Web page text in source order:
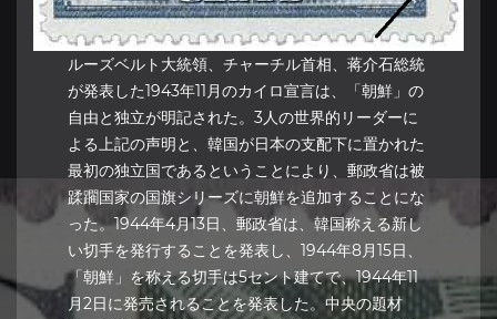
ルーズベルト大統領、チャーチル首相、蒋介石総統
が発表した1943年11月のカイロ宣言は、「朝鮮」の
自由と独立が明記された。3人の世界的リーダーに
よる上記の声明と、韓国が日本の支配下に置かれた
最初の独立国であるということにより、郵政省は被
蹂躙国家の国旗シリーズに朝鮮を追加することにな
った。1944年4月13日、郵政省は、韓国称える新し
い切手を発行することを発表し、1944年8月15日、
「朝鮮」を称える切手は5セント建てで、1944年11
月2日に発売されることを発表した。中央の題材